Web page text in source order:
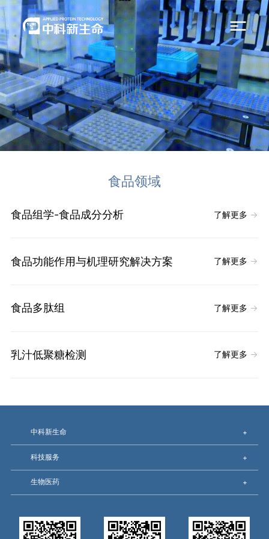
食品领域
食品组学-食品成分分析 了解更多 →
食品功能作用与机理研究解决方案 了解更多 →
食品多肽组 了解更多 →
乳汁低聚糖检测 了解更多 →
中科新生命 +
科技服务 +
生物医药 +